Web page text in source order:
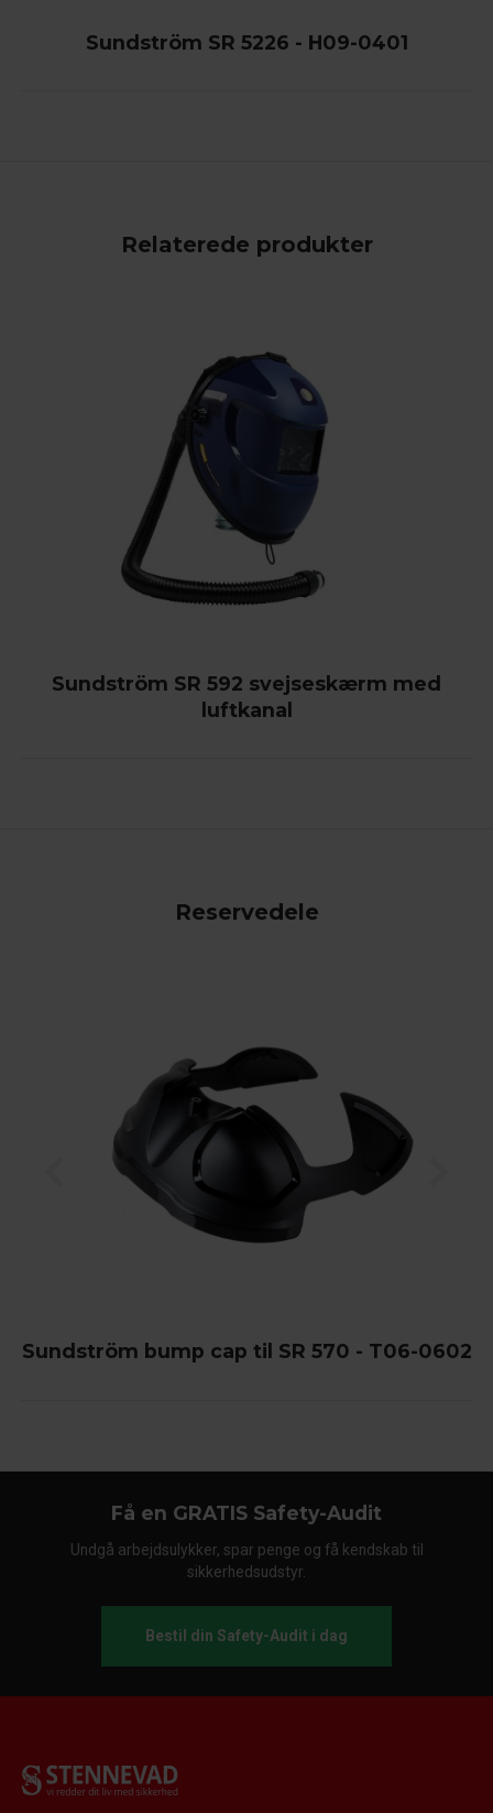
Sundström SR 5226 - H09-0401
Relaterede produkter
Sundström SR 592 svejseskærm med
luftkanal
Reservedele
Sundström bump cap til SR 570 - T06-0602
Få en GRATIS Safety-Audit
Undgå arbejdsulykker, spar penge og få kendskab til
sikkerhedsudstyr.
Bestil din Safety-Audit i dag